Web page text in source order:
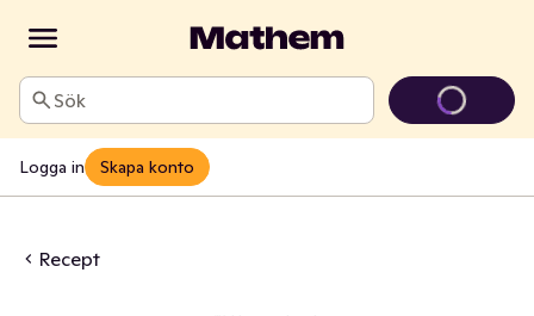
Sök
Logga in Skapa konto
Recept